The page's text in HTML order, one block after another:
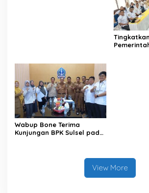
Wabup Bone Terima
Kunjungan BPK Sulsel pada
View More